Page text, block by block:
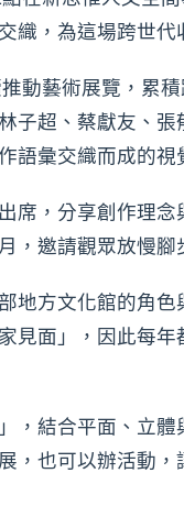
織，為這場跨世代
動藝術展覽，累
子超、蔡獻友、
語彙交織而成的視
席，分享創作理
，邀請觀眾放慢腳
地方文化館的角
見面」，因此每
，結合平面、立
，也可以辦活動